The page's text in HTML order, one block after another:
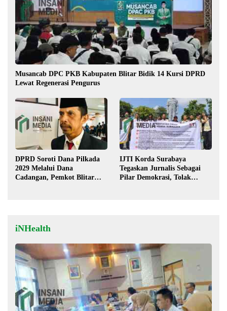
Musancab DPC PKB Kabupaten Blitar Bidik 14 Kursi DPRD
Lewat Regenerasi Pengurus
DPRD Soroti Dana Pilkada
2029 Melalui Dana
Cadangan, Pemkot Blitar
IJTI Korda Surabaya
Tegaskan Jurnalis Sebagai
Pilar Demokrasi, Tolak
iNHealth